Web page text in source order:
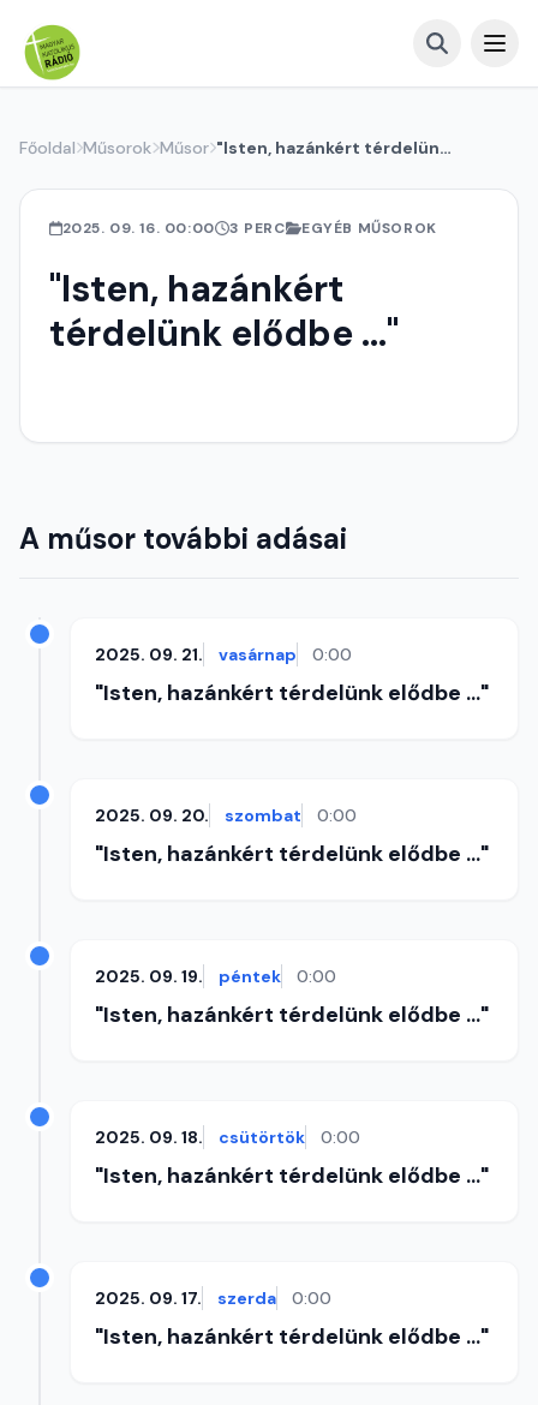
Főoldal Műsorok Műsor "Isten, hazánkért térdelünk elődbe ..."
2025. 09. 16. 00:00 3 PERC EGYÉB MŰSOROK
"Isten, hazánkért
térdelünk elődbe ..."
A műsor további adásai
2025. 09. 21. vasárnap 0:00
"Isten, hazánkért térdelünk elődbe ..."
2025. 09. 20. szombat 0:00
"Isten, hazánkért térdelünk elődbe ..."
2025. 09. 19. péntek 0:00
"Isten, hazánkért térdelünk elődbe ..."
2025. 09. 18. csütörtök 0:00
"Isten, hazánkért térdelünk elődbe ..."
2025. 09. 17. szerda 0:00
"Isten, hazánkért térdelünk elődbe ..."